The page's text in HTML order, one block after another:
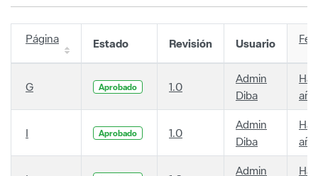
Página Estado Revisión Usuario
G Aprobado 1.0
Admin
Diba
I Aprobado 1.0
Admin
Diba
Admin